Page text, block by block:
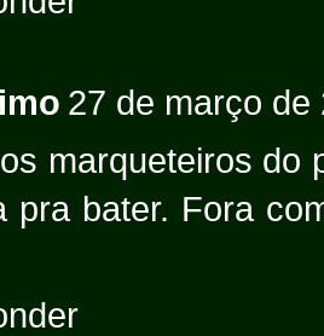
27 de março de
marqueteiros do
pra bater. Fora